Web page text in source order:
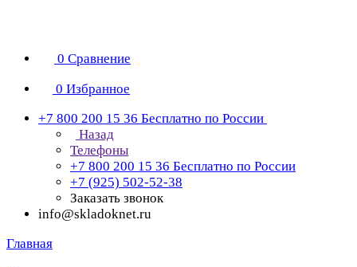
0 Сравнение
0 Избранное
+7 800 200 15 36 Бесплатно по России
Назад
Телефоны
+7 800 200 15 36 Бесплатно по России
+7 (925) 502-52-38
Заказать звонок
info@skladoknet.ru
Главная